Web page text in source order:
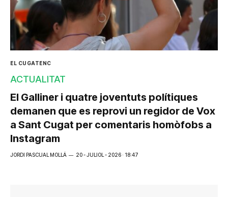
EL CUGATENC
ACTUALITAT
El Galliner i quatre joventuts polítiques
demanen que es reprovi un regidor de Vox
a Sant Cugat per comentaris homòfobs a
Instagram
JORDI PASCUAL MOLLÁ 20 - JULIOL - 2026 · 18:47